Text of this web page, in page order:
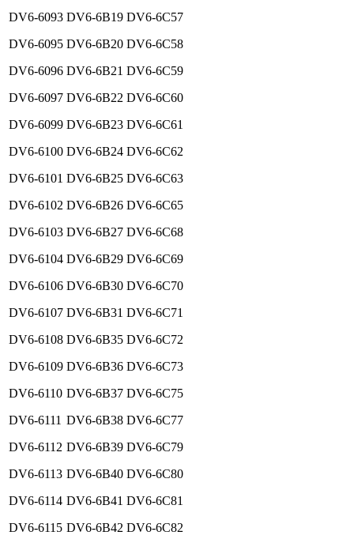
DV6-6093
DV6-6095
DV6-6096
DV6-6097
DV6-6099
DV6-6100
DV6-6101
DV6-6102
DV6-6103
DV6-6104
DV6-6106
DV6-6107
DV6-6108
DV6-6109
DV6-6110
DV6-6111
DV6-6112
DV6-6113
DV6-6114
DV6-6115
DV6-6B19
DV6-6B20
DV6-6B21
DV6-6B22
DV6-6B23
DV6-6B24
DV6-6B25
DV6-6B26
DV6-6B27
DV6-6B29
DV6-6B30
DV6-6B31
DV6-6B35
DV6-6B36
DV6-6B37
DV6-6B38
DV6-6B39
DV6-6B40
DV6-6B41
DV6-6B42
DV6-6C57
DV6-6C58
DV6-6C59
DV6-6C60
DV6-6C61
DV6-6C62
DV6-6C63
DV6-6C65
DV6-6C68
DV6-6C69
DV6-6C70
DV6-6C71
DV6-6C72
DV6-6C73
DV6-6C75
DV6-6C77
DV6-6C79
DV6-6C80
DV6-6C81
DV6-6C82